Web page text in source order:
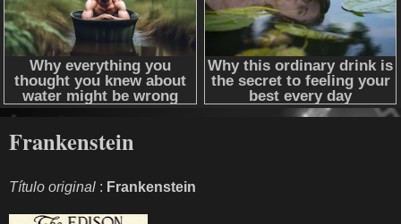
Frankenstein
Título original : Frankenstein